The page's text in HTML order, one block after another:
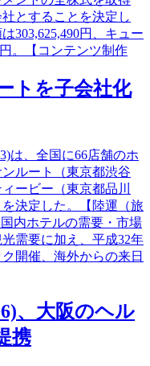
とすることを決定し
303,625,490円、キュー
。【コンテンツ制作
トを子会社化
は、全国に66店舗のホ
ルート（東京都渋谷
ービー（東京都品川
決定した。【陸運（旅
内ホテルの需要・市場
需要に加え、平成32年
開催、海外からの来日
、大阪のヘル
携